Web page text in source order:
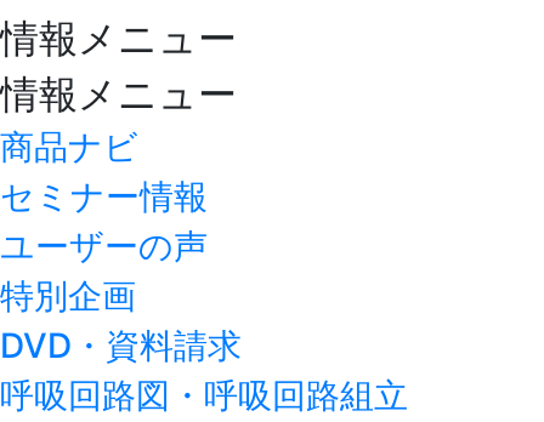
情報メニュー
情報メニュー
商品ナビ
セミナー情報
ユーザーの声
特別企画
DVD・資料請求
呼吸回路図・呼吸回路組立